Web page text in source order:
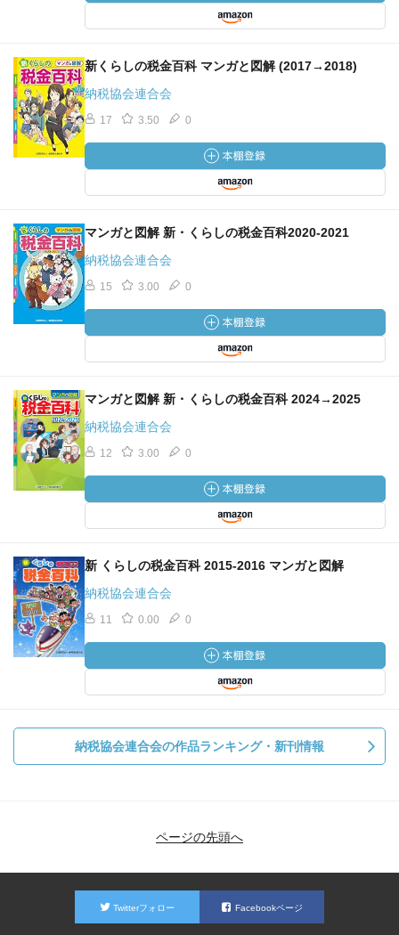
新くらしの税金百科 マンガと図解 (2017→2018)
納税協会連合会
17 3.50 0
マンガと図解 新・くらしの税金百科2020-2021
納税協会連合会
15 3.00 0
マンガと図解 新・くらしの税金百科 2024→2025
納税協会連合会
12 3.00 0
新 くらしの税金百科 2015-2016 マンガと図解
納税協会連合会
11 0.00 0
納税協会連合会の作品ランキング・新刊情報
ページの先頭へ
Twitterフォロー Facebookページ